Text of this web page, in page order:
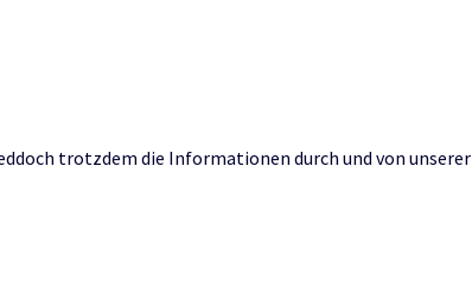
trotzdem die Informationen durch und von unserer